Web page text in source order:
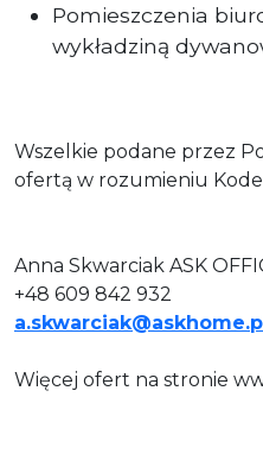
Pomieszczenia
wykładziną
Wszelkie podane przez
ofertą w rozumieniu
Anna Skwarciak ASK
+48 609 842 932
Więcej ofert na stronie